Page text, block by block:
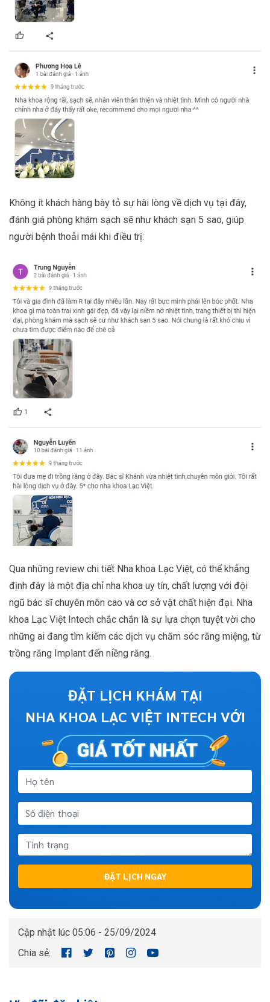
Không ít khách hàng bày tỏ sự hài lòng về dịch vụ tại đây,
đánh giá phòng khám sạch sẽ như khách sạn 5 sao, giúp
người bệnh thoải mái khi điều trị:
Qua những review chi tiết Nha khoa Lạc Việt, có thể khẳng
định đây là một địa chỉ nha khoa uy tín, chất lượng với đội
ngũ bác sĩ chuyên môn cao và cơ sở vật chất hiện đại. Nha
khoa Lạc Việt Intech chắc chắn là sự lựa chọn tuyệt vời cho
những ai đang tìm kiếm các dịch vụ chăm sóc răng miệng, từ
trồng răng Implant đến niềng răng.
ĐẶT LỊCH KHÁM TẠI
NHA KHOA LẠC VIỆT INTECH VỚI
ĐẶT LỊCH NGAY
Cập nhật lúc 05:06 - 25/09/2024
Chia sẻ: